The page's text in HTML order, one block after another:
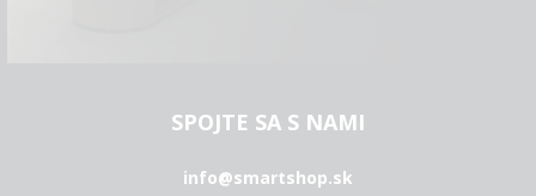
SPOJTE SA S NAMI
info@smartshop.sk